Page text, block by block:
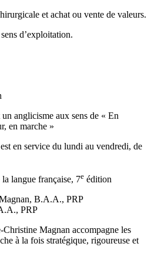
et achat ou vente de valeurs.
d’exploitation.
anglicisme aux sens de « En
en marche »
en service du lundi au vendredi, de
langue française, 7e édition
PRP
Magnan accompagne les
à la fois stratégique, rigoureuse et